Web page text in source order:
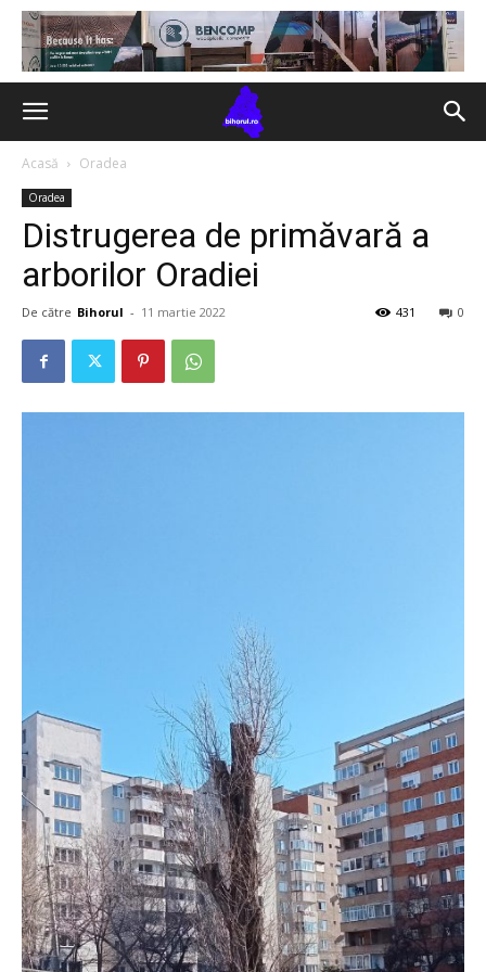
Acasă Oradea
Oradea
Distrugerea de primăvară a
arborilor Oradiei
De către Bihorul - 11 martie 2022 0
431